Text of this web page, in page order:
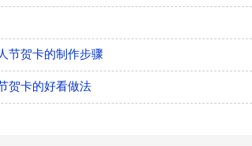
节贺卡的制作步骤
贺卡的好看做法